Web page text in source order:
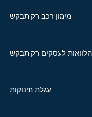
מימון רכב רק תבקש
הלוואות לעסקים רק תבקש
עגלת תינוקות